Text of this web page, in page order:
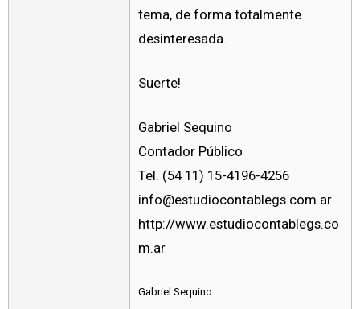
tema, de forma totalmente
desinteresada.
Suerte!
Gabriel Sequino
Contador Público
Tel. (54 11) 15-4196-4256
info@estudiocontablegs.com.ar
http://www.estudiocontablegs.co
m.ar
Gabriel Sequino